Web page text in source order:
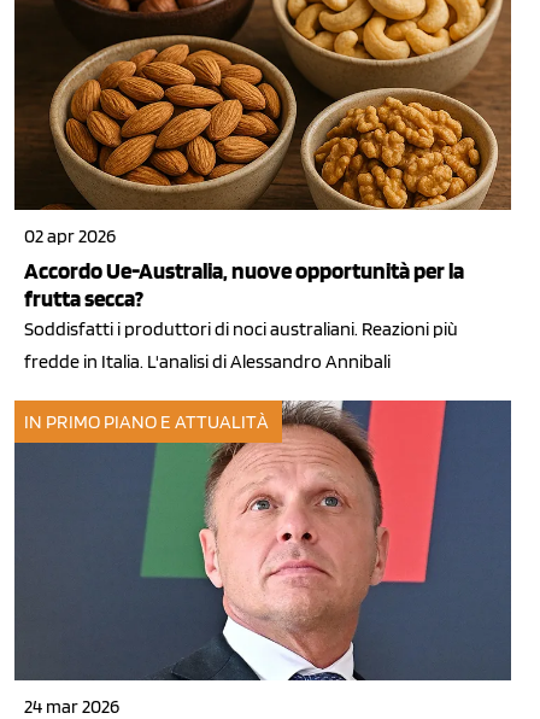
02 apr 2026
Accordo Ue-Australia, nuove opportunità per la
frutta secca?
Soddisfatti i produttori di noci australiani. Reazioni più
fredde in Italia. L'analisi di Alessandro Annibali
IN PRIMO PIANO E ATTUALITÀ
24 mar 2026